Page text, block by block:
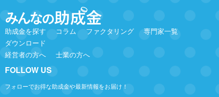
助成金を探す コラム ファクタリング
専門家一覧
ダウンロード
経営者の方へ
士業の方へ
FOLLOW US
フォローでお得な助成金や最新情報をお届け！